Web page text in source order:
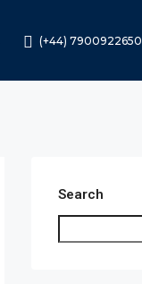
(+44) 7900922650
Search